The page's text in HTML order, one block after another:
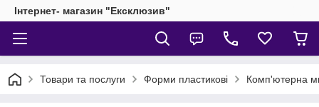
Інтернет- магазин "Ексклюзив"
Товари та послуги Форми пластикові Комп'ютерна